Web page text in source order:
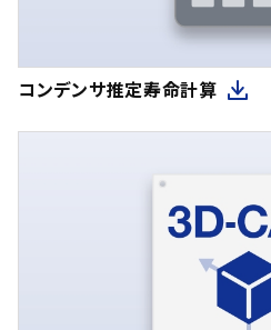
コンデンサ推定寿命計算